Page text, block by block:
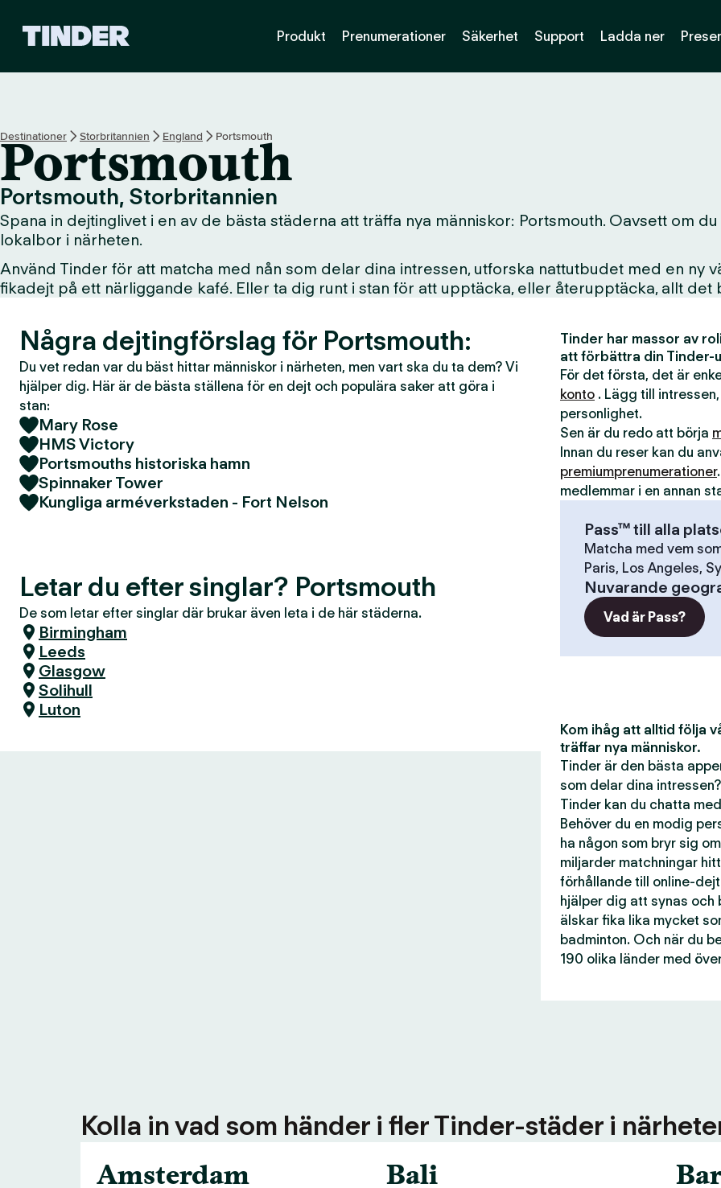
s
s
a
r
t
s
d
a
Produkt Prenumerationer Säkerhet Support Ladda ner
Destinationer Storbritannien England Portsmouth
Portsmouth
Portsmouth, Storbritannien
Spana in dejtinglivet i en av de bästa städerna att träffa nya människor: Portsmouth. Oavsett om
lokalbor i närheten.
Använd Tinder för att matcha med nån som delar dina intressen, utforska nattutbudet med en ny
fikadejt på ett närliggande kafé. Eller ta dig runt i stan för att upptäcka, eller återupptäcka, allt det
Några dejtingförslag för Portsmouth:
Du vet redan var du bäst hittar människor i närheten, men vart ska du ta dem? Vi
hjälper dig. Här är de bästa ställena för en dejt och populära saker att göra i
stan:
Mary Rose
HMS Victory
Portsmouths historiska hamn
Spinnaker Tower
Kungliga arméverkstaden - Fort Nelson
Letar du efter singlar? Portsmouth
De som letar efter singlar där brukar även leta i de här städerna.
Birmingham
Leeds
Glasgow
Solihull
Luton
Tinder har massor av
att förbättra din Tinder-
För det första, det är
konto . Lägg till
personlighet.
Sen är du redo att börja
Innan du reser kan du
premiumprenumerationer
medlemmar i en annan
Pass™ till alla
Matcha med vem
Paris, Los Angeles,
Nuvarande
Vad är Pass?
Kom ihåg att alltid följa
träffar nya människor.
Tinder är den bästa
som delar dina
Tinder kan du chatta
Behöver du en modig
ha någon som bryr sig
miljarder matchningar
förhållande till online-
hjälper dig att synas och
älskar fika lika mycket
badminton. Och när du
190 olika länder med
Kolla in vad som händer i fler Tinder-städer i
Amsterdam
Bali